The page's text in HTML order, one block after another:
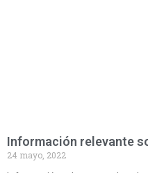
Información relevante
24 mayo, 2022